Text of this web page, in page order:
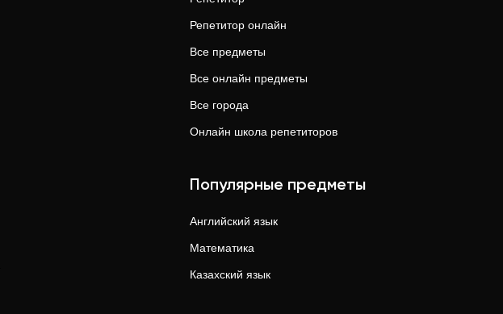
Репетитор онлайн
Все предметы
Все онлайн предметы
Все города
Онлайн школа репетиторов
Популярные предметы
Английский язык
Математика
Казахский язык